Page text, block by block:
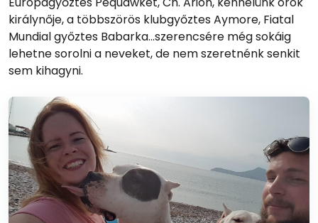
királynője, a többszörös klubgyőztes Aymore, Fiatal
Mundial győztes Babarka...szerencsére még sokáig
lehetne sorolni a neveket, de nem szeretnénk senkit
sem kihagyni.